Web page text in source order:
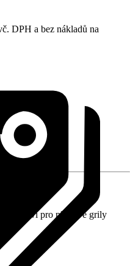
DPH a bez nákladů na
pro plynové grily